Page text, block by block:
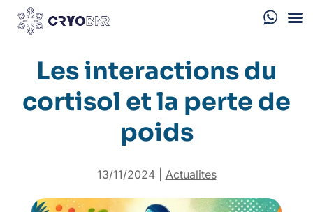
Les interactions du
cortisol et la perte de
poids
13/11/2024| Actualites